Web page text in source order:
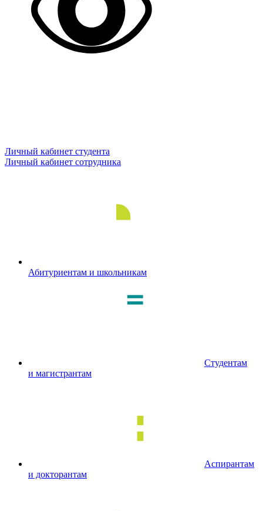
Личный кабинет студента
Личный кабинет сотрудника
Абитуриентам и школьникам
Студентам
и магистрантам
Аспирантам
и докторантам